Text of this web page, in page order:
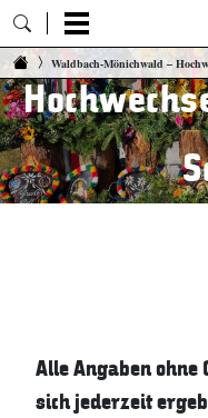
Zum Inhalt springen
Waldbach-Mönichwald –
Alle Angaben ohne
sich jederzeit